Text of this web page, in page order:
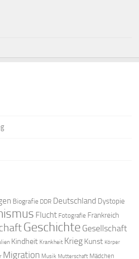
Biografie DDR Deutschland Dystopie
Flucht Fotografie Frankreich
Geschichte Gesellschaft
Kindheit Krankheit Krieg Kunst Körper
Migration Musik Mutterschaft Mädchen